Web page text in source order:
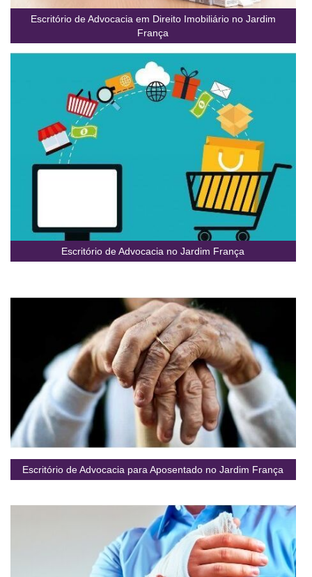
Escritório de Advocacia em Direito Imobiliário no Jardim
França
Escritório de Advocacia no Jardim França
Escritório de Advocacia para Aposentado no Jardim França